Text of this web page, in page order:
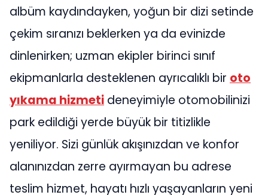
albüm kaydındayken, yoğun bir dizi setinde
çekim sıranızı beklerken ya da evinizde
dinlenirken; uzman ekipler birinci sınıf
ekipmanlarla desteklenen ayrıcalıklı bir oto
yıkama hizmeti deneyimiyle otomobilinizi
park edildiği yerde büyük bir titizlikle
yeniliyor. Sizi günlük akışınızdan ve konfor
alanınızdan zerre ayırmayan bu adrese
teslim hizmet, hayatı hızlı yaşayanların yeni